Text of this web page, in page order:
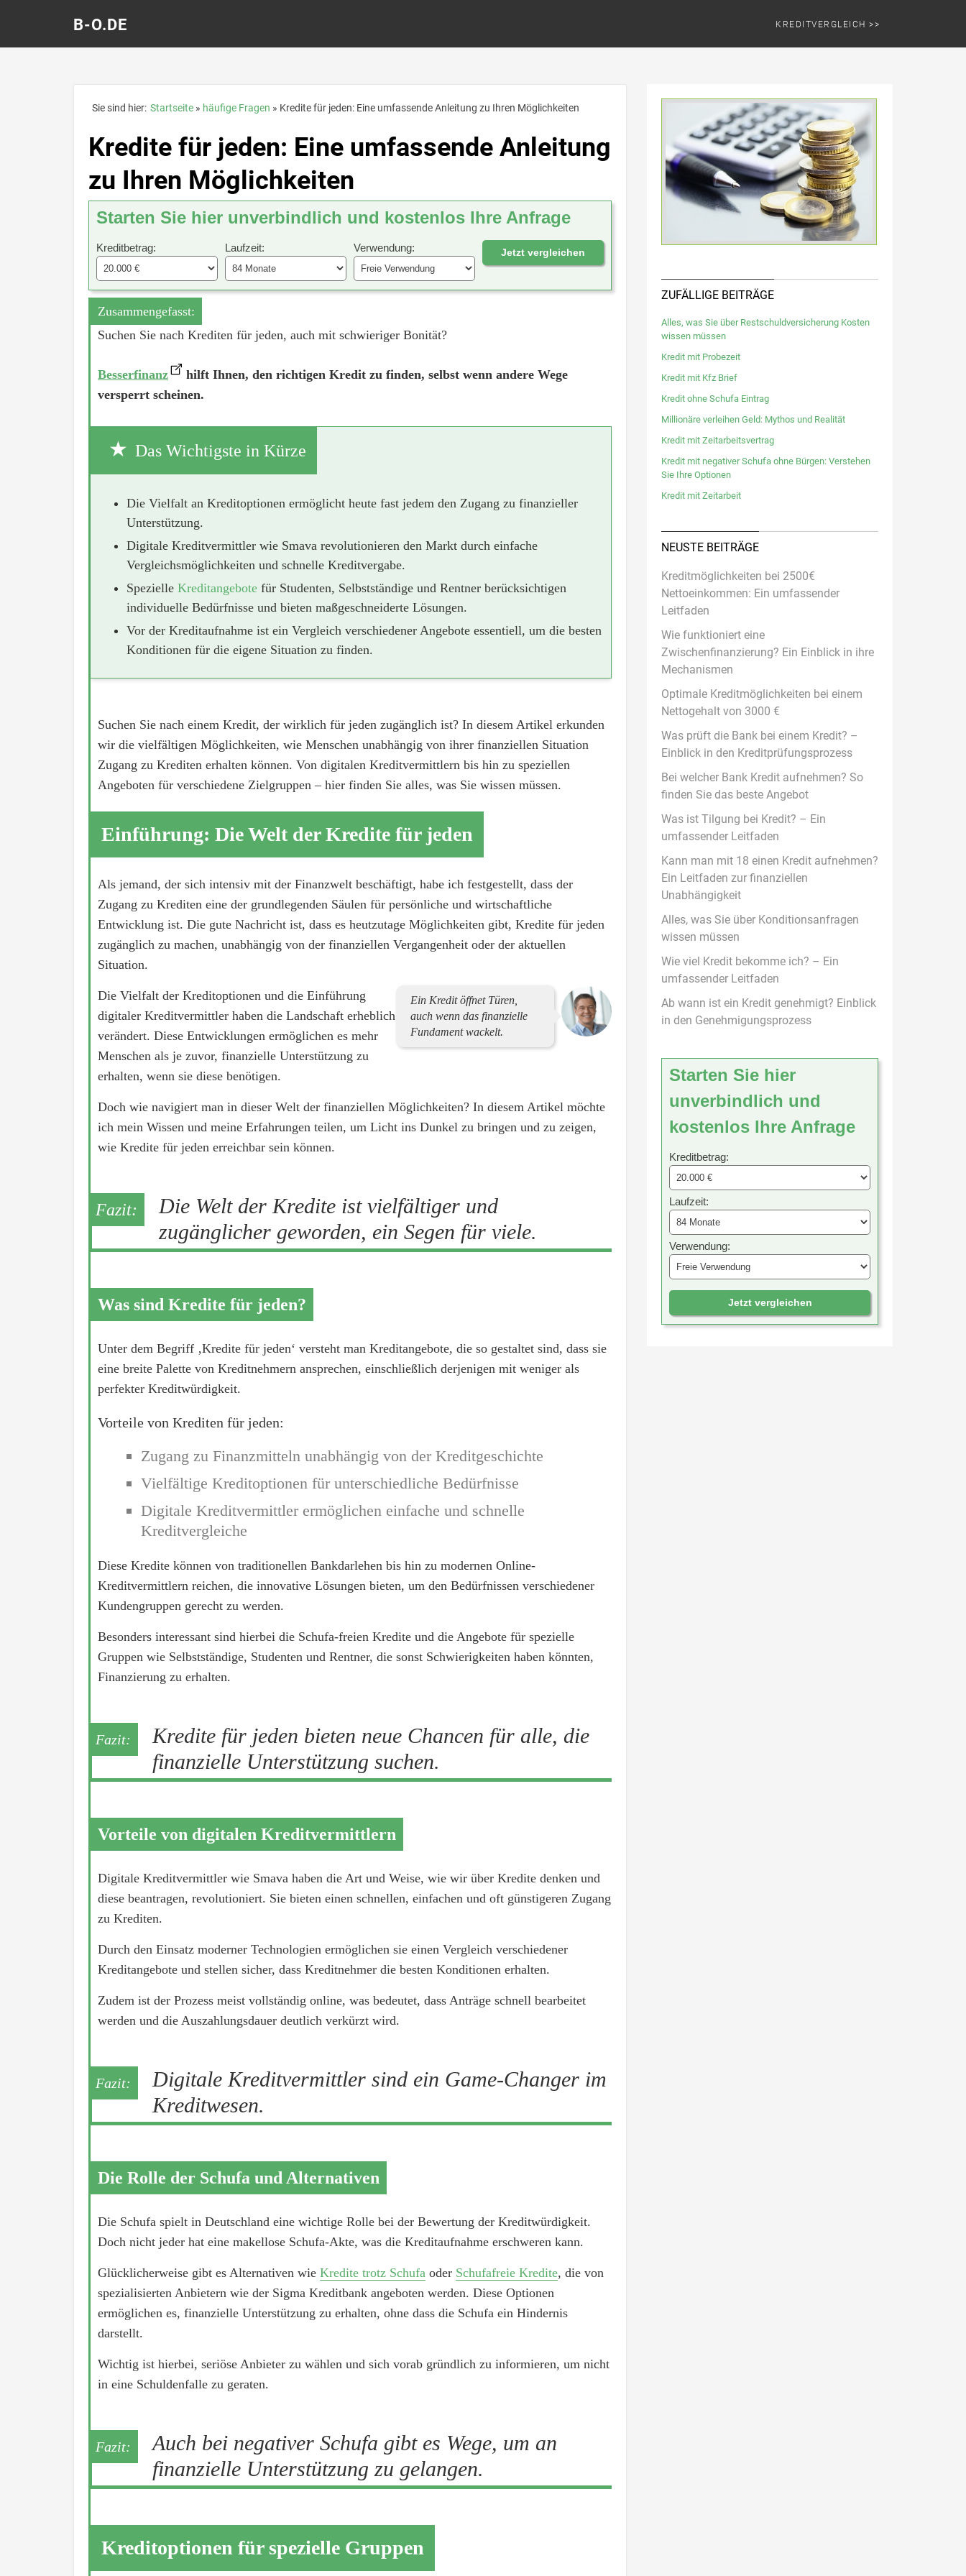
B-O.DE KREDITVERGLEICH >>
Sie sind hier: Startseite häufige Fragen Kredite für jeden: Eine umfassende Anleitung zu Ihren Möglichkeiten
Kredite für jeden: Eine umfassende Anleitung
zu Ihren Möglichkeiten
Starten Sie hier unverbindlich und kostenlos Ihre Anfrage
Kreditbetrag: Laufzeit: Verwendung: Jetzt vergleichen
Zusammengefasst:
Suchen Sie nach Krediten für jeden, auch mit schwieriger Bonität?
Besserfinanz
hilft Ihnen, den richtigen Kredit zu finden, selbst wenn andere Wege
versperrt scheinen.
Das Wichtigste in Kürze
Die Vielfalt an Kreditoptionen ermöglicht heute fast jedem den Zugang zu finanzieller
Unterstützung.
Digitale Kreditvermittler wie Smava revolutionieren den Markt durch einfache
Vergleichsmöglichkeiten und schnelle Kreditvergabe.
Spezielle Kreditangebote für Studenten, Selbstständige und Rentner berücksichtigen
individuelle Bedürfnisse und bieten maßgeschneiderte Lösungen.
Vor der Kreditaufnahme ist ein Vergleich verschiedener Angebote essentiell, um die besten
Konditionen für die eigene Situation zu finden.
Suchen Sie nach einem Kredit, der wirklich für jeden zugänglich ist? In diesem Artikel erkunden
wir die vielfältigen Möglichkeiten, wie Menschen unabhängig von ihrer finanziellen Situation
Zugang zu Krediten erhalten können. Von digitalen Kreditvermittlern bis hin zu speziellen
Angeboten für verschiedene Zielgruppen – hier finden Sie alles, was Sie wissen müssen.
Einführung: Die Welt der Kredite für jeden
Als jemand, der sich intensiv mit der Finanzwelt beschäftigt, habe ich festgestellt, dass der
Zugang zu Krediten eine der grundlegenden Säulen für persönliche und wirtschaftliche
Entwicklung ist. Die gute Nachricht ist, dass es heutzutage Möglichkeiten gibt, Kredite für jeden
zugänglich zu machen, unabhängig von der finanziellen Vergangenheit oder der aktuellen
Situation.
Ein Kredit öffnet Türen,
auch wenn das finanzielle
Fundament wackelt.
Die Vielfalt der Kreditoptionen und die Einführung
digitaler Kreditvermittler haben die Landschaft erheblich
verändert. Diese Entwicklungen ermöglichen es mehr
Menschen als je zuvor, finanzielle Unterstützung zu
erhalten, wenn sie diese benötigen.
Doch wie navigiert man in dieser Welt der finanziellen Möglichkeiten? In diesem Artikel möchte
ich mein Wissen und meine Erfahrungen teilen, um Licht ins Dunkel zu bringen und zu zeigen,
wie Kredite für jeden erreichbar sein können.
Die Welt der Kredite ist vielfältiger und
zugänglicher geworden, ein Segen für viele.
Was sind Kredite für jeden?
Unter dem Begriff ‚Kredite für jeden‘ versteht man Kreditangebote, die so gestaltet sind, dass sie
eine breite Palette von Kreditnehmern ansprechen, einschließlich derjenigen mit weniger als
perfekter Kreditwürdigkeit.
Vorteile von Krediten für jeden:
Zugang zu Finanzmitteln unabhängig von der Kreditgeschichte
Vielfältige Kreditoptionen für unterschiedliche Bedürfnisse
Digitale Kreditvermittler ermöglichen einfache und schnelle
Kreditvergleiche
Diese Kredite können von traditionellen Bankdarlehen bis hin zu modernen Online-
Kreditvermittlern reichen, die innovative Lösungen bieten, um den Bedürfnissen verschiedener
Kundengruppen gerecht zu werden.
Besonders interessant sind hierbei die Schufa-freien Kredite und die Angebote für spezielle
Gruppen wie Selbstständige, Studenten und Rentner, die sonst Schwierigkeiten haben könnten,
Finanzierung zu erhalten.
Kredite für jeden bieten neue Chancen für alle, die
finanzielle Unterstützung suchen.
Vorteile von digitalen Kreditvermittlern
Digitale Kreditvermittler wie Smava haben die Art und Weise, wie wir über Kredite denken und
diese beantragen, revolutioniert. Sie bieten einen schnellen, einfachen und oft günstigeren Zugang
zu Krediten.
Durch den Einsatz moderner Technologien ermöglichen sie einen Vergleich verschiedener
Kreditangebote und stellen sicher, dass Kreditnehmer die besten Konditionen erhalten.
Zudem ist der Prozess meist vollständig online, was bedeutet, dass Anträge schnell bearbeitet
werden und die Auszahlungsdauer deutlich verkürzt wird.
Digitale Kreditvermittler sind ein Game-Changer im
Kreditwesen.
Die Rolle der Schufa und Alternativen
Die Schufa spielt in Deutschland eine wichtige Rolle bei der Bewertung der Kreditwürdigkeit.
Doch nicht jeder hat eine makellose Schufa-Akte, was die Kreditaufnahme erschweren kann.
Glücklicherweise gibt es Alternativen wie Kredite trotz Schufa oder Schufafreie Kredite, die von
spezialisierten Anbietern wie der Sigma Kreditbank angeboten werden. Diese Optionen
ermöglichen es, finanzielle Unterstützung zu erhalten, ohne dass die Schufa ein Hindernis
darstellt.
Wichtig ist hierbei, seriöse Anbieter zu wählen und sich vorab gründlich zu informieren, um nicht
in eine Schuldenfalle zu geraten.
Auch bei negativer Schufa gibt es Wege, um an
finanzielle Unterstützung zu gelangen.
Kreditoptionen für spezielle Gruppen
ZUFÄLLIGE BEITRÄGE
Alles, was Sie über Restschuldversicherung Kosten
wissen müssen
Kredit mit Probezeit
Kredit mit Kfz Brief
Kredit ohne Schufa Eintrag
Millionäre verleihen Geld: Mythos und Realität
Kredit mit Zeitarbeitsvertrag
Kredit mit negativer Schufa ohne Bürgen: Verstehen
Sie Ihre Optionen
Kredit mit Zeitarbeit
NEUSTE BEITRÄGE
Kreditmöglichkeiten bei 2500€
Nettoeinkommen: Ein umfassender
Leitfaden
Wie funktioniert eine
Zwischenfinanzierung? Ein Einblick in ihre
Mechanismen
Optimale Kreditmöglichkeiten bei einem
Nettogehalt von 3000 €
Was prüft die Bank bei einem Kredit? –
Einblick in den Kreditprüfungsprozess
Bei welcher Bank Kredit aufnehmen? So
finden Sie das beste Angebot
Was ist Tilgung bei Kredit? – Ein
umfassender Leitfaden
Kann man mit 18 einen Kredit aufnehmen?
Ein Leitfaden zur finanziellen
Unabhängigkeit
Alles, was Sie über Konditionsanfragen
wissen müssen
Wie viel Kredit bekomme ich? – Ein
umfassender Leitfaden
Ab wann ist ein Kredit genehmigt? Einblick
in den Genehmigungsprozess
Starten Sie hier
unverbindlich und
kostenlos Ihre Anfrage
Kreditbetrag:
Laufzeit:
Verwendung:
Jetzt vergleichen